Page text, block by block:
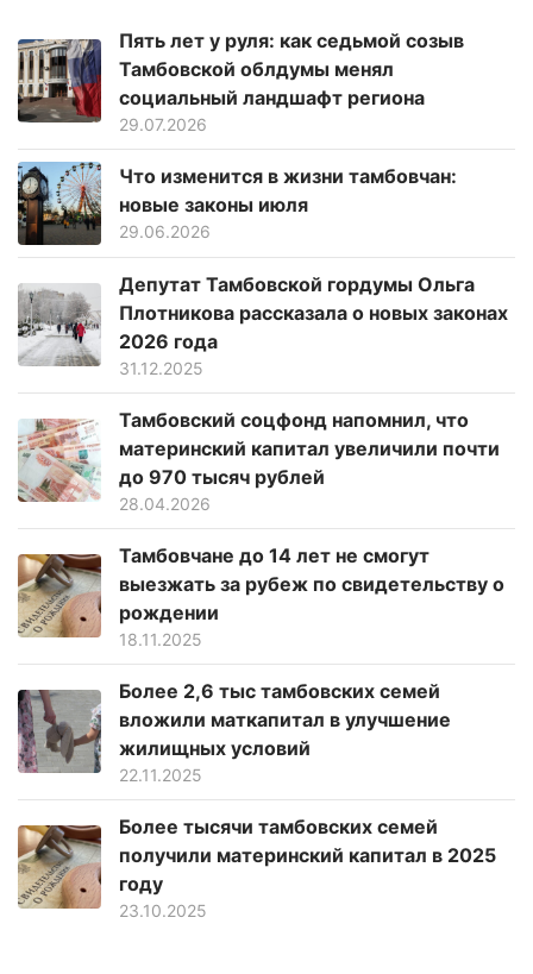
Пять лет у руля: как седьмой созыв
Тамбовской облдумы менял
социальный ландшафт региона
29.07.2026
Что изменится в жизни тамбовчан:
новые законы июля
29.06.2026
Депутат Тамбовской гордумы Ольга
Плотникова рассказала о новых законах
2026 года
31.12.2025
Тамбовский соцфонд напомнил, что
материнский капитал увеличили почти
до 970 тысяч рублей
28.04.2026
Тамбовчане до 14 лет не смогут
выезжать за рубеж по свидетельству о
рождении
18.11.2025
Более 2,6 тыс тамбовских семей
вложили маткапитал в улучшение
жилищных условий
22.11.2025
Более тысячи тамбовских семей
получили материнский капитал в 2025
году
23.10.2025